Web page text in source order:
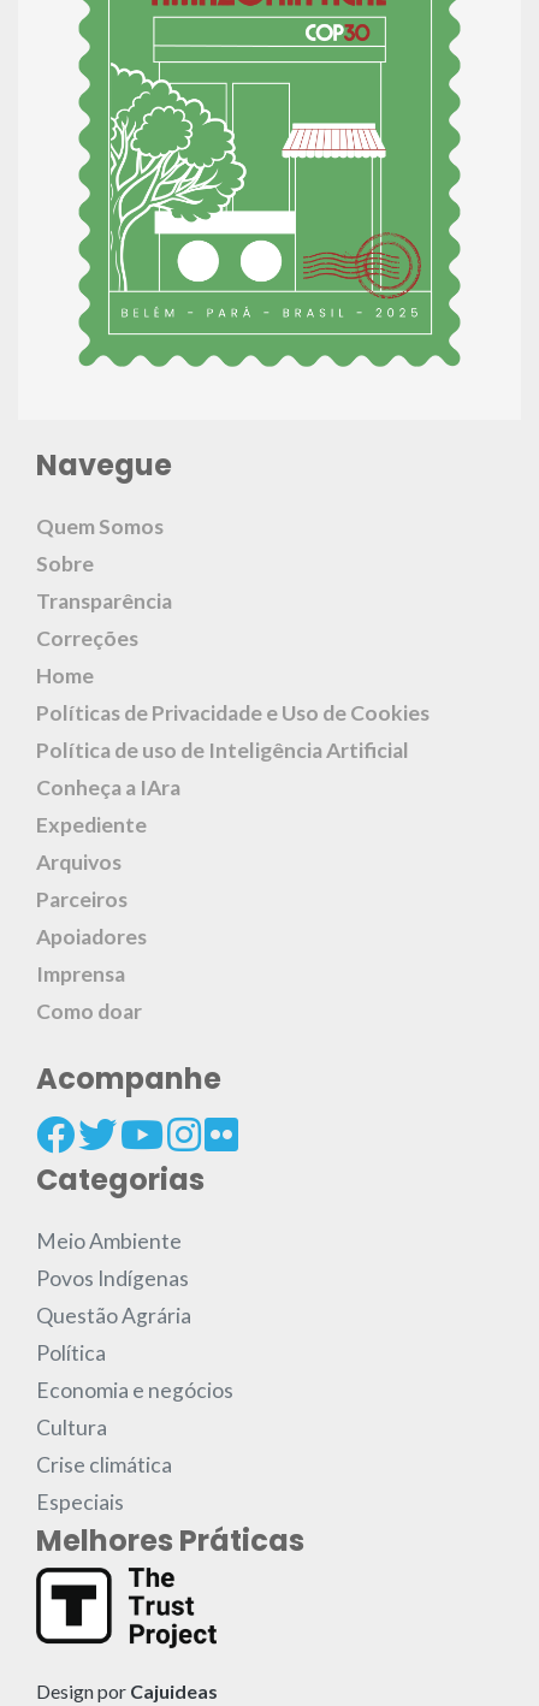
Navegue
Quem Somos
Sobre
Transparência
Correções
Home
Políticas de Privacidade e Uso de Cookies
Política de uso de Inteligência Artificial
Conheça a IAra
Expediente
Arquivos
Parceiros
Apoiadores
Imprensa
Como doar
Acompanhe
Categorias
Meio Ambiente
Povos Indígenas
Questão Agrária
Política
Economia e negócios
Cultura
Crise climática
Especiais
Melhores Práticas
Design por Cajuideas